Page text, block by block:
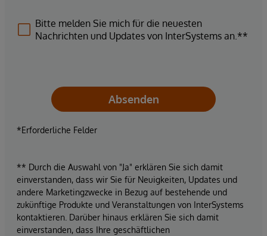
Bitte melden Sie mich für die neuesten
Nachrichten und Updates von InterSystems an.**
Absenden
*Erforderliche Felder
** Durch die Auswahl von "Ja" erklären Sie sich damit
einverstanden, dass wir Sie für Neuigkeiten, Updates und
andere Marketingzwecke in Bezug auf bestehende und
zukünftige Produkte und Veranstaltungen von InterSystems
kontaktieren. Darüber hinaus erklären Sie sich damit
einverstanden, dass Ihre geschäftlichen